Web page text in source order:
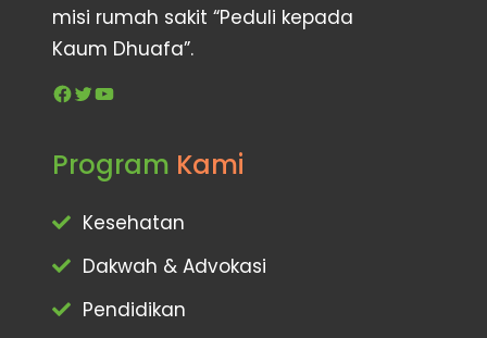
misi rumah sakit “Peduli kepada
Kaum Dhuafa”.
Facebook Twitter YouTube
Program Kami
Kesehatan
Dakwah & Advokasi
Pendidikan